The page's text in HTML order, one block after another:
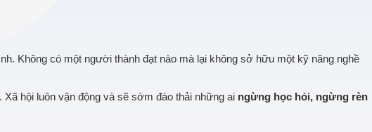
Không có một người thành đạt nào mà lại không sở hữu một kỹ năng nghề
hội luôn vận động và sẽ sớm đào thải những ai ngừng học hỏi, ngừng rèn